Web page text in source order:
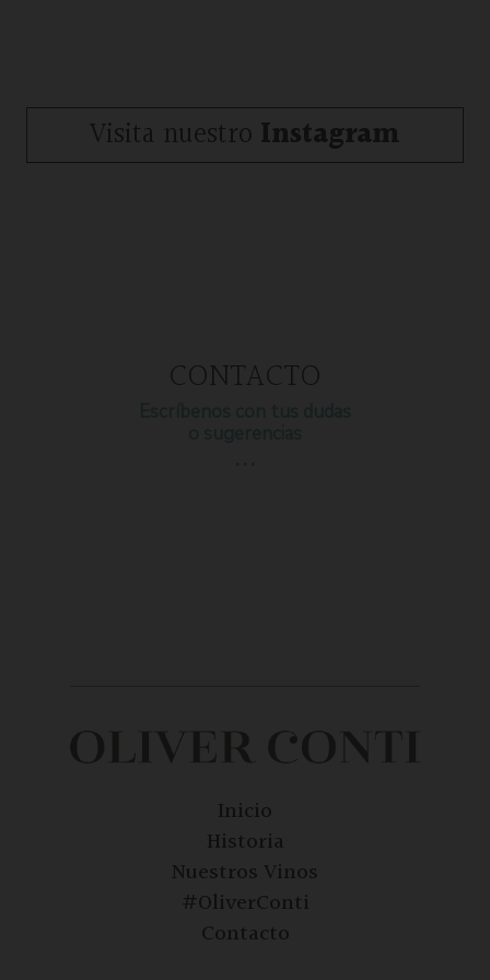
Visita nuestro Instagram
CONTACTO
Inicio
Historia
Nuestros Vinos
#OliverConti
Contacto